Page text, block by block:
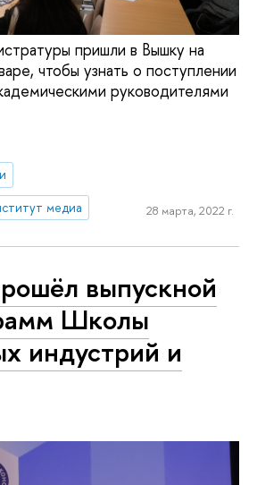
пришли в Вышку на
чтобы узнать о поступлении
руководителями
медиа 28 марта, 2022 г.
выпускной
Школы
индустрий и